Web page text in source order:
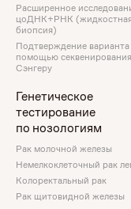
Расширенное
цоДНК+РНК
биопсия)
Подтверждение варианта
помощью
Сэнгеру
Генетическое
тестирование
пo нозологиям
Рак молочной железы
Немелкоклеточный рак
Колоректальный рак
Рак щитовидной железы